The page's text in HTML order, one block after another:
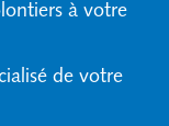
à votre
de votre